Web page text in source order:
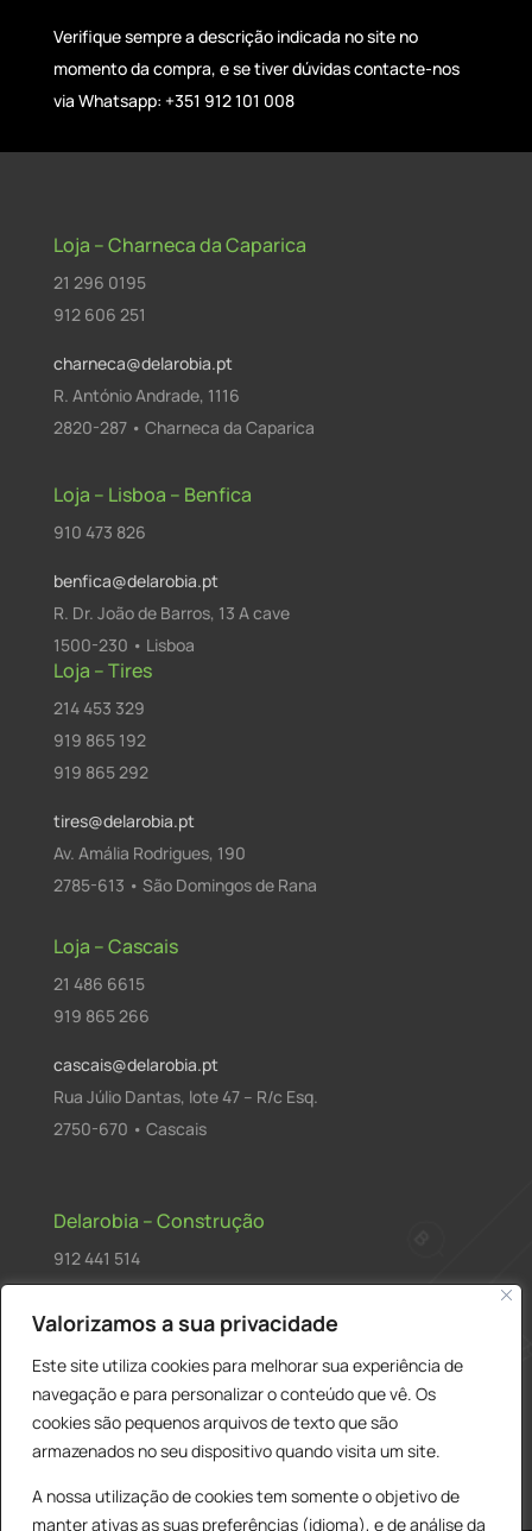
Valorizamos a sua privacidade
Este site utiliza cookies para melhorar sua experiência de
navegação e para personalizar o conteúdo que vê. Os
cookies são pequenos arquivos de texto que são
armazenados no seu dispositivo quando visita um site.
A nossa utilização de cookies tem somente o objetivo de
manter ativas as suas preferências (idioma), e de análise da
Verifique sempre a descrição indicada no site no
momento da compra, e se tiver dúvidas contacte-nos
via Whatsapp: +351 912 101 008
Loja – Charneca da Caparica
21 296 0195
912 606 251
charneca@delarobia.pt
R. António Andrade, 1116
2820-287 • Charneca da Caparica
Loja – Lisboa – Benfica
910 473 826
benfica@delarobia.pt
R. Dr. João de Barros, 13 A cave
1500-230 • Lisboa
Loja – Tires
214 453 329
919 865 192
919 865 292
tires@delarobia.pt
Av. Amália Rodrigues, 190
2785-613 • São Domingos de Rana
Loja – Cascais
21 486 6615
919 865 266
cascais@delarobia.pt
Rua Júlio Dantas, lote 47 – R/c Esq.
2750-670 • Cascais
Delarobia – Construção
912 441 514
R. António Andrade, 1171
2820-287 • Charneca de Caparica
Products
search PESQUISAR